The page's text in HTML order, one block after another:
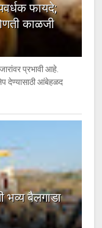
फायदे;
काळजी
प्रभावी आहे.
देण्यासाठी आंबेहळद
भव्य बैलगाडा